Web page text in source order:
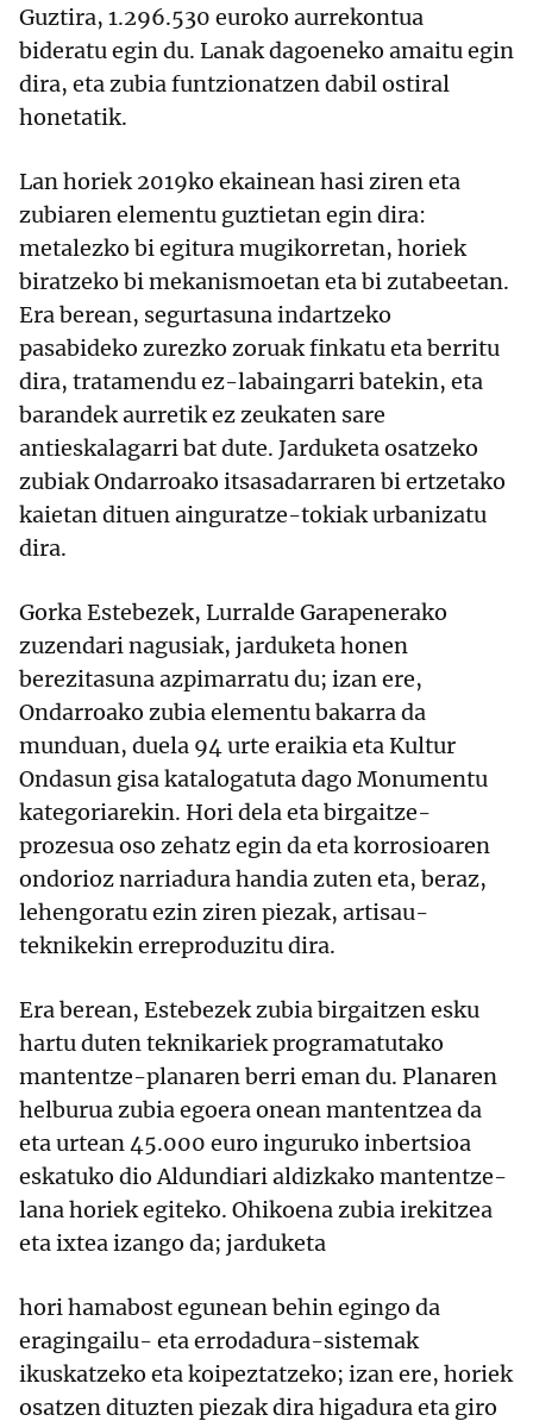
Guztira, 1.296.530 euroko aurrekontua
bideratu egin du. Lanak dagoeneko amaitu egin
dira, eta zubia funtzionatzen dabil ostiral
honetatik.
Lan horiek 2019ko ekainean hasi ziren eta
zubiaren elementu guztietan egin dira:
metalezko bi egitura mugikorretan, horiek
biratzeko bi mekanismoetan eta bi zutabeetan.
Era berean, segurtasuna indartzeko
pasabideko zurezko zoruak finkatu eta berritu
dira, tratamendu ez-labaingarri batekin, eta
barandek aurretik ez zeukaten sare
antieskalagarri bat dute. Jarduketa osatzeko
zubiak Ondarroako itsasadarraren bi ertzetako
kaietan dituen ainguratze-tokiak urbanizatu
dira.
Gorka Estebezek, Lurralde Garapenerako
zuzendari nagusiak, jarduketa honen
berezitasuna azpimarratu du; izan ere,
Ondarroako zubia elementu bakarra da
munduan, duela 94 urte eraikia eta Kultur
Ondasun gisa katalogatuta dago Monumentu
kategoriarekin. Hori dela eta birgaitze-
prozesua oso zehatz egin da eta korrosioaren
ondorioz narriadura handia zuten eta, beraz,
lehengoratu ezin ziren piezak, artisau-
teknikekin erreproduzitu dira.
Era berean, Estebezek zubia birgaitzen esku
hartu duten teknikariek programatutako
mantentze-planaren berri eman du. Planaren
helburua zubia egoera onean mantentzea da
eta urtean 45.000 euro inguruko inbertsioa
eskatuko dio Aldundiari aldizkako mantentze-
lana horiek egiteko. Ohikoena zubia irekitzea
eta ixtea izango da; jarduketa
hori hamabost egunean behin egingo da
eragingailu- eta errodadura-sistemak
ikuskatzeko eta koipeztatzeko; izan ere, horiek
osatzen dituzten piezak dira higadura eta giro